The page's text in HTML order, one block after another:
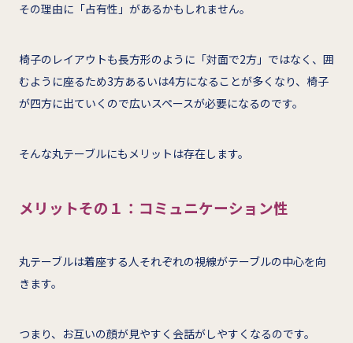
その理由に「占有性」があるかもしれません。
椅子のレイアウトも長方形のように「対面で2方」ではなく、囲
むように座るため3方あるいは4方になることが多くなり、椅子
が四方に出ていくので広いスペースが必要になるのです。
そんな丸テーブルにもメリットは存在します。
メリットその１：コミュニケーション性
丸テーブルは着座する人それぞれの視線がテーブルの中心を向
きます。
つまり、お互いの顔が見やすく会話がしやすくなるのです。